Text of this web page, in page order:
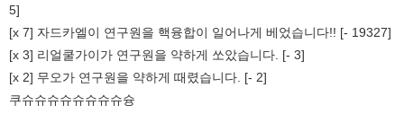
5]
[x 7] 자드카엘이 연구원을 핵융합이 일어나게 베었습니다!! [- 19327]
[x 3] 리얼쿨가이가 연구원을 약하게 쏘았습니다. [- 3]
[x 2] 무오가 연구원을 약하게 때렸습니다. [- 2]
쿠슈슈슈슈슈슈슈슈슝